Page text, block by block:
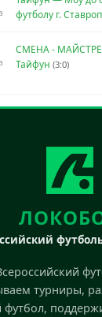
футболу г.
СМЕНА -
Тайфун (3:0)
турниры,